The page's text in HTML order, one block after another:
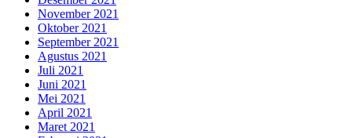
November 2021
Oktober 2021
September 2021
Agustus 2021
Juli 2021
Juni 2021
Mei 2021
April 2021
Maret 2021